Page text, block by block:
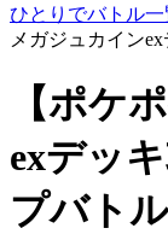
ひとりでバトル一
メガジュカイン
【ポケ
exデッ
プバト